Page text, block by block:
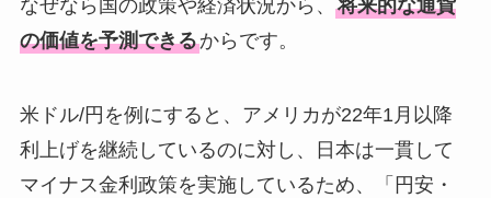
なぜなら国の政策や経済状況から、 将来的な通貨
の価値を予測できるからです。
米ドル/円を例にすると、アメリカが22年1月以降
利上げを継続しているのに対し、日本は一貫して
マイナス金利政策を実施しているため、「円安・